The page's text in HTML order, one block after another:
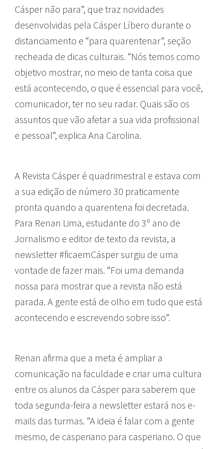
Cásper não para”, que traz novidades
desenvolvidas pela Cásper Líbero durante o
distanciamento e “para quarentenar”, seção
recheada de dicas culturais. “Nós temos como
objetivo mostrar, no meio de tanta coisa que
está acontecendo, o que é essencial para você,
comunicador, ter no seu radar. Quais são os
assuntos que vão afetar a sua vida profissional
e pessoal”, explica Ana Carolina.
A Revista Cásper é quadrimestral e estava com
a sua edição de número 30 praticamente
pronta quando a quarentena foi decretada.
Para Renan Lima, estudante do 3º ano de
Jornalismo e editor de texto da revista, a
newsletter #ficaemCásper surgiu de uma
vontade de fazer mais. “Foi uma demanda
nossa para mostrar que a revista não está
parada. A gente está de olho em tudo que está
acontecendo e escrevendo sobre isso”.
Renan afirma que a meta é ampliar a
comunicação na faculdade e criar uma cultura
entre os alunos da Cásper para saberem que
toda segunda-feira a newsletter estará nos e-
mails das turmas. “A ideia é falar com a gente
mesmo, de casperiano para casperiano. O que